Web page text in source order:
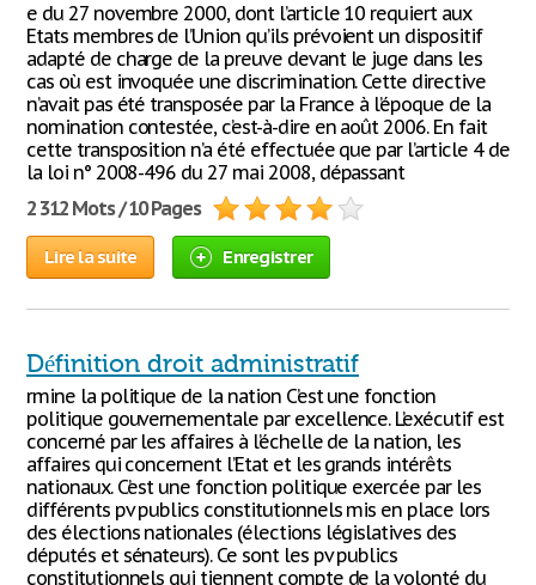
e du 27 novembre 2000, dont l’article 10 requiert aux
Etats membres de l’Union qu’ils prévoient un dispositif
adapté de charge de la preuve devant le juge dans les
cas où est invoquée une discrimination. Cette directive
n’avait pas été transposée par la France à l’époque de la
nomination contestée, c’est-à-dire en août 2006. En fait
cette transposition n’a été effectuée que par l’article 4 de
la loi n° 2008-496 du 27 mai 2008, dépassant
2 312 Mots / 10 Pages
Lire la suite Enregistrer
Définition droit administratif
rmine la politique de la nation C’est une fonction
politique gouvernementale par excellence. L’exécutif est
concerné par les affaires à l’échelle de la nation, les
affaires qui concernent l’Etat et les grands intérêts
nationaux. C’est une fonction politique exercée par les
différents pv publics constitutionnels mis en place lors
des élections nationales (élections législatives des
députés et sénateurs). Ce sont les pv publics
constitutionnels qui tiennent compte de la volonté du